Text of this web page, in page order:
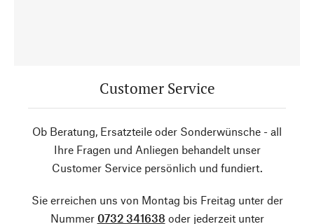
Customer Service
Ob Beratung, Ersatzteile oder Sonderwünsche - all
Ihre Fragen und Anliegen behandelt unser
Customer Service persönlich und fundiert.
Sie erreichen uns von Montag bis Freitag unter der
Nummer 0732 341638 oder jederzeit unter